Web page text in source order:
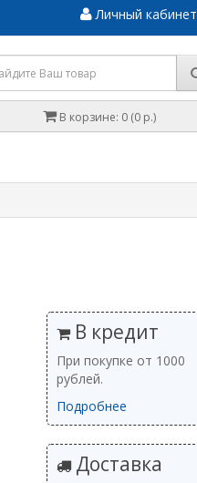
Личный кабинет
В корзине: 0 (0 р.)
В кредит
При покупке от 1000
рублей.
Подробнее
Доставка